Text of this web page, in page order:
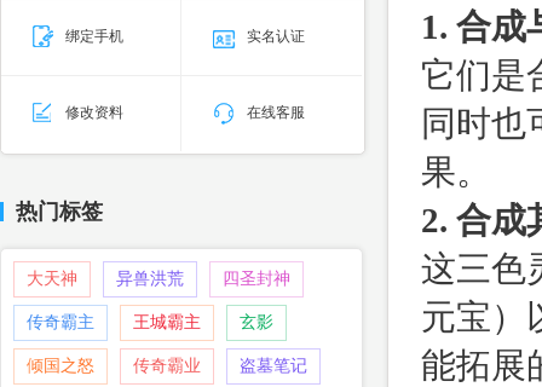
绑定手机 实名认证
修改资料 在线客服
热门标签
大天神 异兽洪荒 四圣封神
传奇霸主 王城霸主 玄影
倾国之怒 传奇霸业 盗墓笔记
1. 合成
它们是
同时也
果。
2. 合成
这三色
元宝）
能拓展